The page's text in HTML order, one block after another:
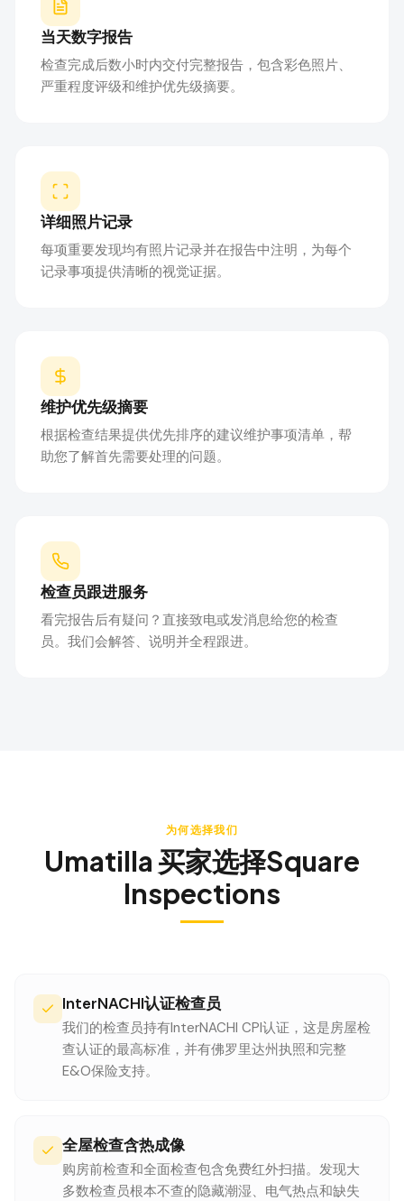
当天数字报告
检查完成后数小时内交付完整报告，包含彩色照片、
严重程度评级和维护优先级摘要。
详细照片记录
每项重要发现均有照片记录并在报告中注明，为每个
记录事项提供清晰的视觉证据。
维护优先级摘要
根据检查结果提供优先排序的建议维护事项清单，帮
助您了解首先需要处理的问题。
检查员跟进服务
看完报告后有疑问？直接致电或发消息给您的检查
员。我们会解答、说明并全程跟进。
为何选择我们
Umatilla 买家选择Square
Inspections
InterNACHI认证检查员
我们的检查员持有InterNACHI CPI认证，这是房屋检
查认证的最高标准，并有佛罗里达州执照和完整
E&O保险支持。
全屋检查含热成像
购房前检查和全面检查包含免费红外扫描。发现大
多数检查员根本不查的隐藏潮湿、电气热点和缺失